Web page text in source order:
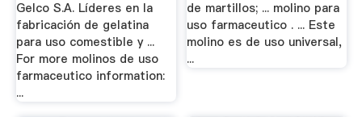
Gelco S.A. Líderes en la
fabricación de gelatina
para uso comestible y ...
For more molinos de uso
farmaceutico information:
...
de martillos; ... molino para
uso farmaceutico . ... Este
molino es de uso universal,
...